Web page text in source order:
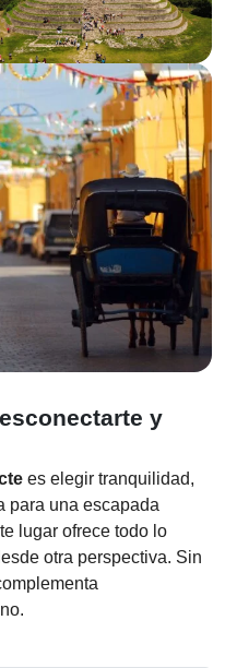
y
es elegir tranquilidad,
para una escapada
lugar ofrece todo lo
otra perspectiva. Sin